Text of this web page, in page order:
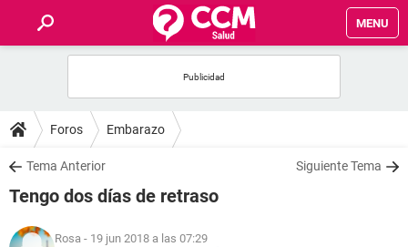
MENU
FOROS
SALUD
FAMILIA
Foros Embarazo
Tema Anterior Siguiente Tema
Tengo dos días de retraso
Rosa - 19 jun 2018 a las 07:29